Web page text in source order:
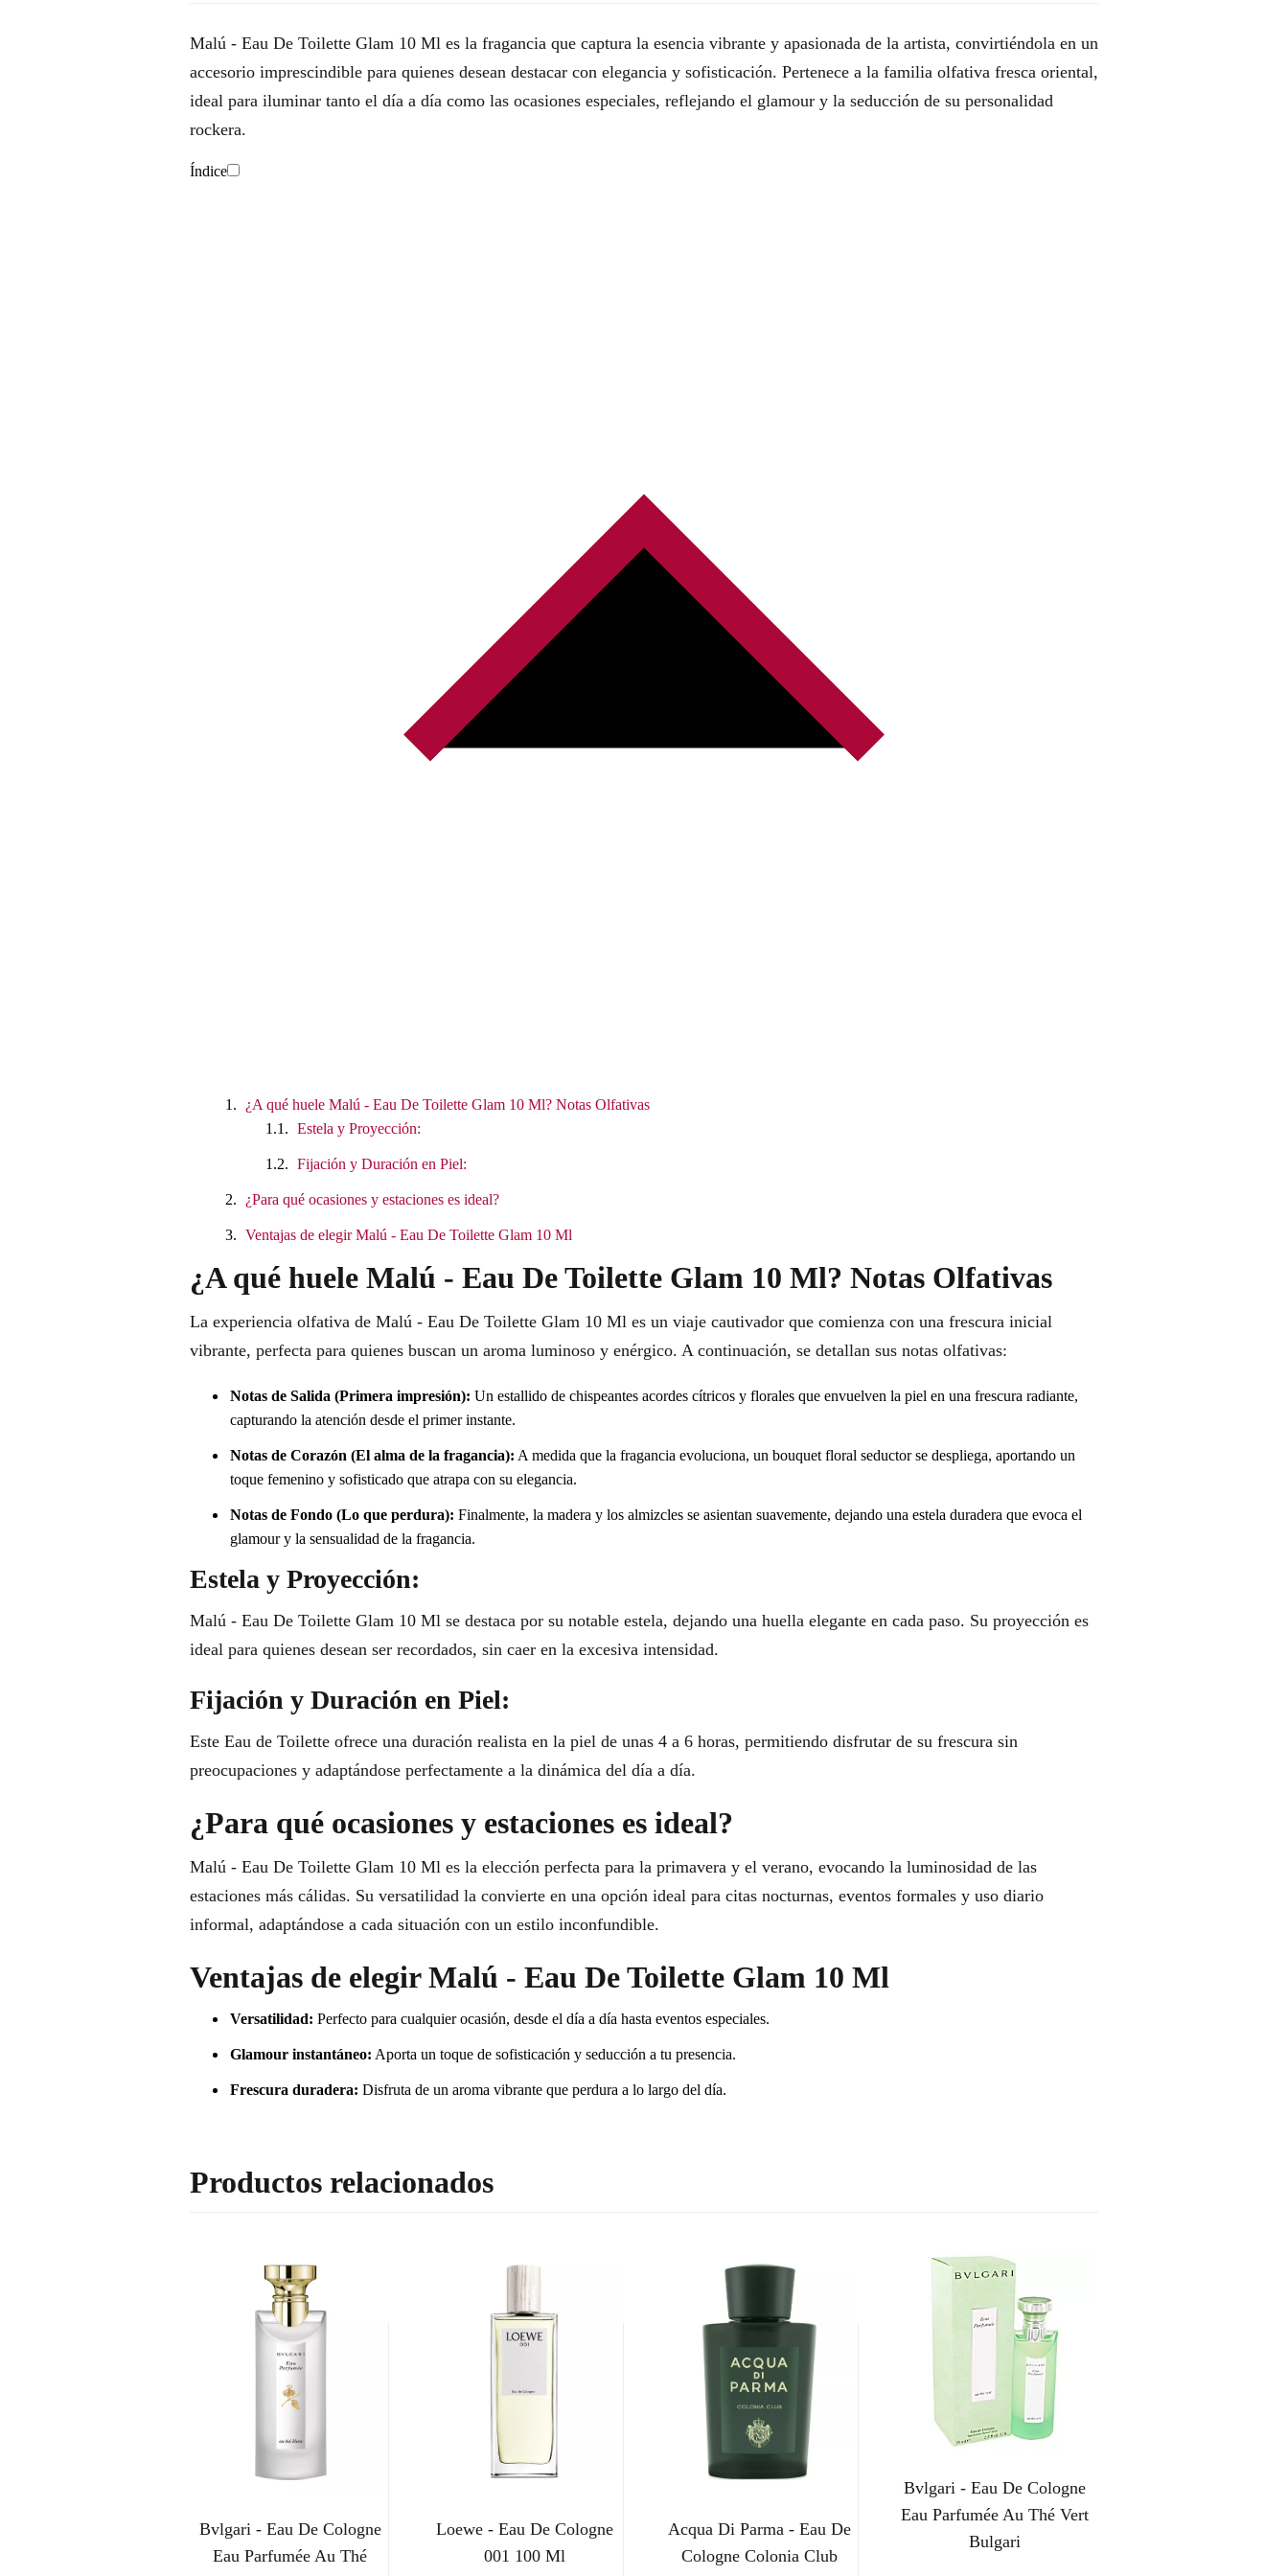
e
r
:
1
Malú - Eau De Toilette Glam 10 Ml es la fragancia que captura la esencia vibrante y apasionada de la artista, convirtiéndola en un
accesorio imprescindible para quienes desean destacar con elegancia y sofisticación. Pertenece a la familia olfativa fresca oriental,
ideal para iluminar tanto el día a día como las ocasiones especiales, reflejando el glamour y la seducción de su personalidad
rockera.
Índice
¿A qué huele Malú - Eau De Toilette Glam 10 Ml? Notas Olfativas
Estela y Proyección:
Fijación y Duración en Piel:
¿Para qué ocasiones y estaciones es ideal?
Ventajas de elegir Malú - Eau De Toilette Glam 10 Ml
¿A qué huele Malú - Eau De Toilette Glam 10 Ml? Notas Olfativas
La experiencia olfativa de Malú - Eau De Toilette Glam 10 Ml es un viaje cautivador que comienza con una frescura inicial
vibrante, perfecta para quienes buscan un aroma luminoso y enérgico. A continuación, se detallan sus notas olfativas:
Notas de Salida (Primera impresión): Un estallido de chispeantes acordes cítricos y florales que envuelven la piel en una frescura radiante,
capturando la atención desde el primer instante.
Notas de Corazón (El alma de la fragancia): A medida que la fragancia evoluciona, un bouquet floral seductor se despliega, aportando un
toque femenino y sofisticado que atrapa con su elegancia.
Notas de Fondo (Lo que perdura): Finalmente, la madera y los almizcles se asientan suavemente, dejando una estela duradera que evoca el
glamour y la sensualidad de la fragancia.
Estela y Proyección:
Malú - Eau De Toilette Glam 10 Ml se destaca por su notable estela, dejando una huella elegante en cada paso. Su proyección es
ideal para quienes desean ser recordados, sin caer en la excesiva intensidad.
Fijación y Duración en Piel:
Este Eau de Toilette ofrece una duración realista en la piel de unas 4 a 6 horas, permitiendo disfrutar de su frescura sin
preocupaciones y adaptándose perfectamente a la dinámica del día a día.
¿Para qué ocasiones y estaciones es ideal?
Malú - Eau De Toilette Glam 10 Ml es la elección perfecta para la primavera y el verano, evocando la luminosidad de las
estaciones más cálidas. Su versatilidad la convierte en una opción ideal para citas nocturnas, eventos formales y uso diario
informal, adaptándose a cada situación con un estilo inconfundible.
Ventajas de elegir Malú - Eau De Toilette Glam 10 Ml
Versatilidad: Perfecto para cualquier ocasión, desde el día a día hasta eventos especiales.
Glamour instantáneo: Aporta un toque de sofisticación y seducción a tu presencia.
Frescura duradera: Disfruta de un aroma vibrante que perdura a lo largo del día.
Productos relacionados
Bvlgari - Eau De Cologne
Eau Parfumée Au Thé
Loewe - Eau De Cologne
001 100 Ml
Acqua Di Parma - Eau De
Cologne Colonia Club
Bvlgari - Eau De Cologne
Eau Parfumée Au Thé Vert
Bulgari